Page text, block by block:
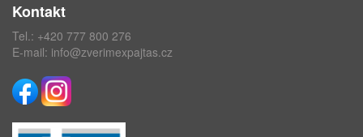
Kontakt
Tel.: +420 777 800 276
E-mail: info@zverimexpajtas.cz